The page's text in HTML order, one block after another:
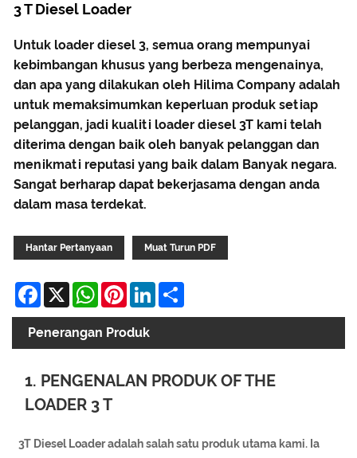
3 T Diesel Loader
Untuk loader diesel 3, semua orang mempunyai
kebimbangan khusus yang berbeza mengenainya,
dan apa yang dilakukan oleh Hilima Company adalah
untuk memaksimumkan keperluan produk setiap
pelanggan, jadi kualiti loader diesel 3T kami telah
diterima dengan baik oleh banyak pelanggan dan
menikmati reputasi yang baik dalam Banyak negara.
Sangat berharap dapat bekerjasama dengan anda
dalam masa terdekat.
Hantar Pertanyaan Muat Turun PDF
Facebook
X WhatsApp
PinterestLinkedIn
Penerangan Produk
1. PENGENALAN PRODUK OF THE
LOADER 3 T
3T Diesel Loader adalah salah satu produk utama kami. Ia